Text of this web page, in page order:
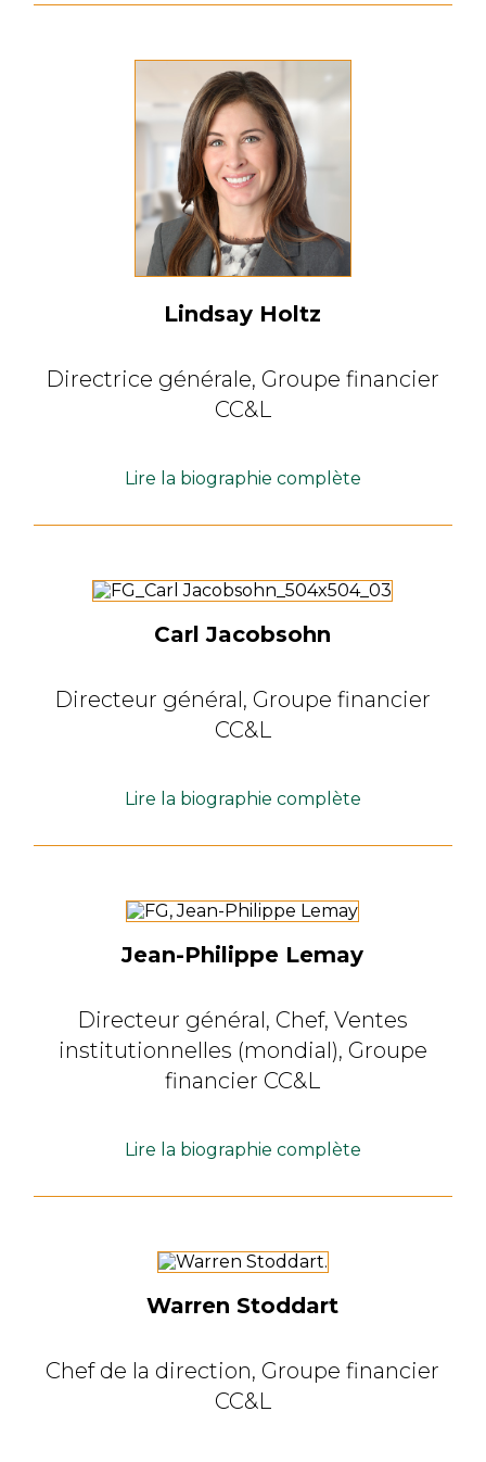
Lindsay Holtz
Directrice générale, Groupe financier
CC&L
Lire la biographie complète
Carl Jacobsohn
Directeur général, Groupe financier
CC&L
Lire la biographie complète
Jean-Philippe Lemay
Directeur général, Chef, Ventes
institutionnelles (mondial), Groupe
financier CC&L
Lire la biographie complète
Warren Stoddart
Chef de la direction, Groupe financier
CC&L